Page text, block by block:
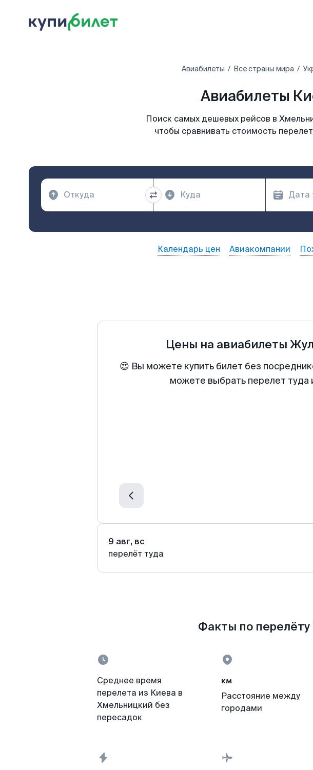
Авиабилеты Все страны мира
Авиабилеты
Поиск самых дешевых рейсов в
чтобы сравнивать стоимость
Календарь цен Авиакомпании
Цены на авиабилеты
😍 Вы можете купить билет без
можете выбрать перелет туда
9 авг, вс
перелёт туда
Факты по перелёту
Среднее время
перелета из Киева в
Хмельницкий без
пересадок
км
Расстояние между
городами